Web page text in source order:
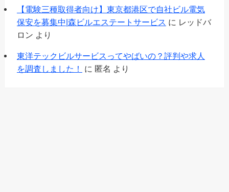
【電験三種取得者向け】東京都港区で自社ビル電気
保安を募集中|森ビルエステートサービス に レッドバ
ロン より
東洋テックビルサービスってやばいの？評判や求人
を調査しました！
に 匿名 より